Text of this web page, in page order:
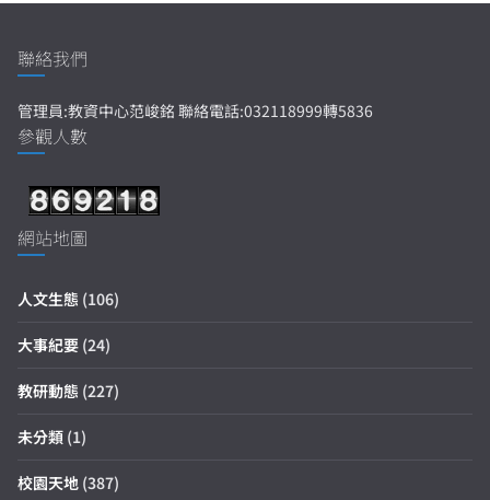
聯絡我們
管理員:教資中心范峻銘 聯絡電話:032118999轉5836
參觀人數
網站地圖
人文生態 (106)
大事紀要 (24)
教研動態 (227)
未分類 (1)
校園天地 (387)